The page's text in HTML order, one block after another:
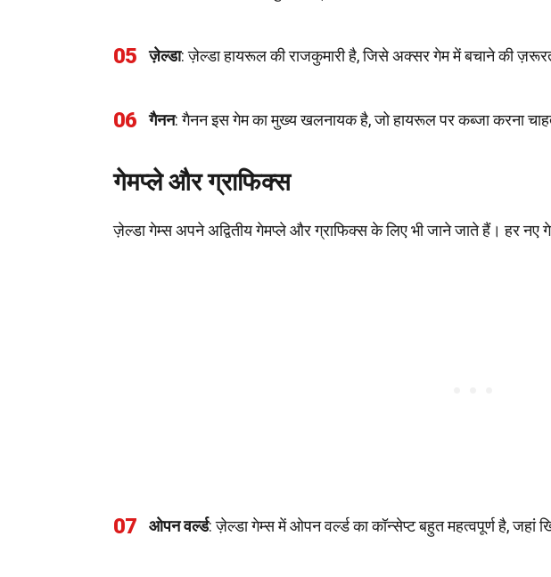
05 ज़ेल्डा: ज़ेल्डा हायरूल की राजकुमारी है, जिसे अक्सर गेम में बचाने की
06 गैनन: गैनन इस गेम का मुख्य खलनायक है, जो हायरूल पर कब्जा करना
गेमप्ले और ग्राफिक्स
ज़ेल्डा गेम्स अपने अद्वितीय गेमप्ले और ग्राफिक्स के लिए भी जाने जाते हैं। हर
07 ओपन वर्ल्ड: ज़ेल्डा गेम्स में ओपन वर्ल्ड का कॉन्सेप्ट बहुत महत्वपूर्ण है,